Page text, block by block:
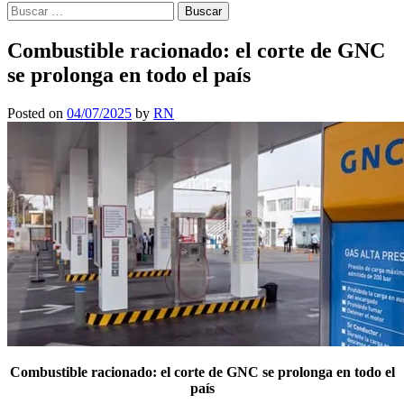
Buscar:
Combustible racionado: el corte de GNC
se prolonga en todo el país
Posted on 04/07/2025 by RN
Combustible racionado: el corte de GNC se prolonga en todo el
país